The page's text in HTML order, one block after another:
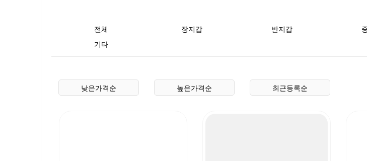
현재 상품 분류와 관련된 분류
전체 장지갑 반지갑
기타
상품 정렬낮은가격순 높은가격순 최근등록순